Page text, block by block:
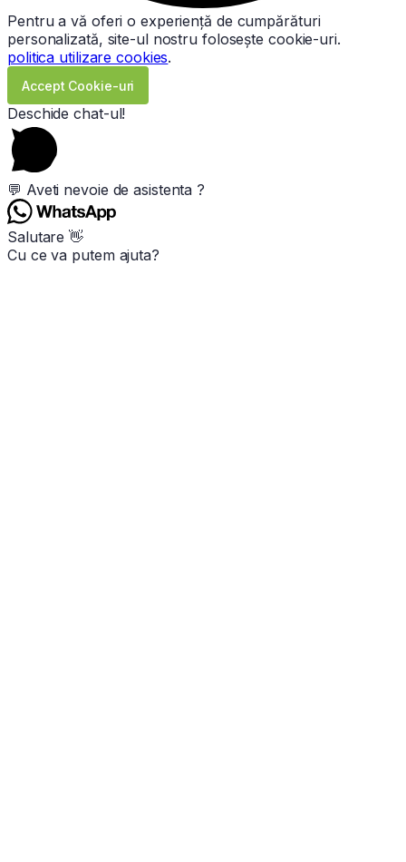
Pentru a vă oferi o experiență de cumpărături
personalizată, site-ul nostru folosește cookie-uri.
politica utilizare cookies.
Accept Cookie-uri
Deschide chat-ul!
💬 Aveti nevoie de asistenta ?
Salutare 👋
Cu ce va putem ajuta?